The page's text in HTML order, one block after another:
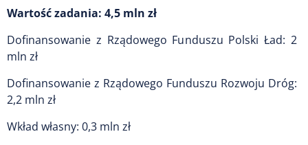
Wartość zadania: 4,5 mln zł
Dofinansowanie z Rządowego Funduszu Polski Ład: 2
mln zł
Dofinansowanie z Rządowego Funduszu Rozwoju Dróg:
2,2 mln zł
Wkład własny: 0,3 mln zł